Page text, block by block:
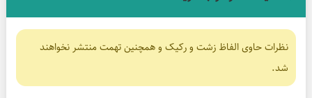
نظرات حاوی الفاظ زشت و رکیک و همچنین تهمت منتشر نخواهند
شد.